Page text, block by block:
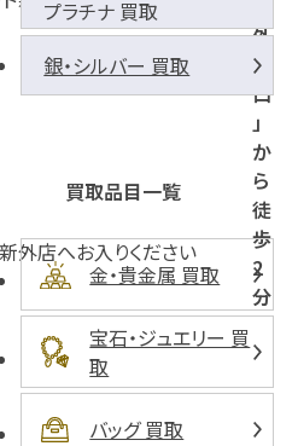
外
入
口
」
か
ら
徒
歩
2
分
外店へお入りください
プラチナ 買取
銀・シルバー 買取
買取品目一覧
金・貴金属 買取
宝石・ジュエリー 買
取
バッグ 買取